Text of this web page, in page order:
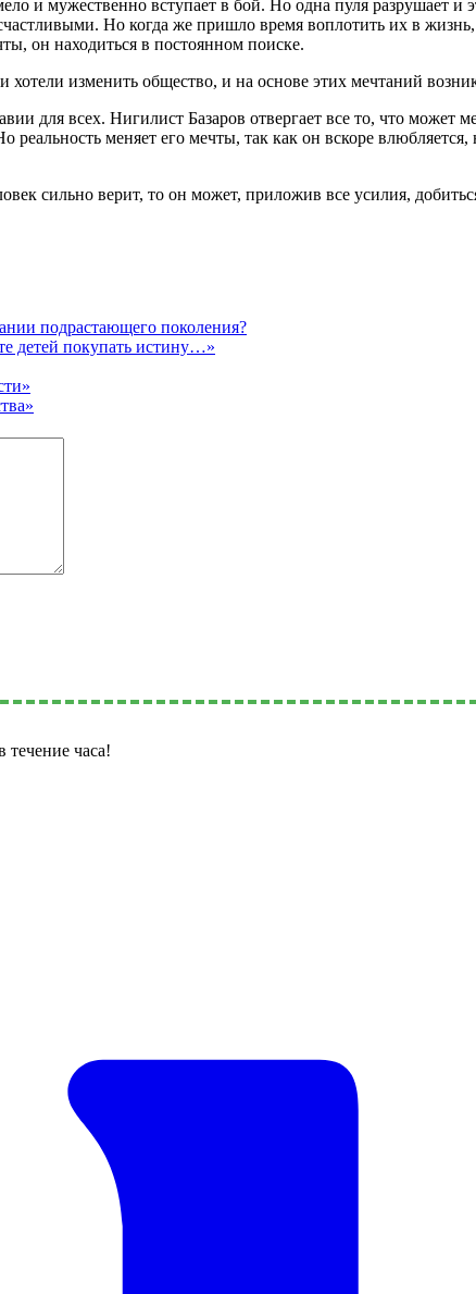
и мужественно вступает в бой. Но одна пуля разрушает
Но когда же пришло время воплотить их в
он находиться в постоянном поиске.
изменить общество, и на основе этих мечтаний
для всех. Нигилист Базаров отвергает все то, что может
меняет его мечты, так как он вскоре влюбляется,
сильно верит, то он может, приложив все усилия,
подрастающего поколения?
детей покупать истину…»
часа!